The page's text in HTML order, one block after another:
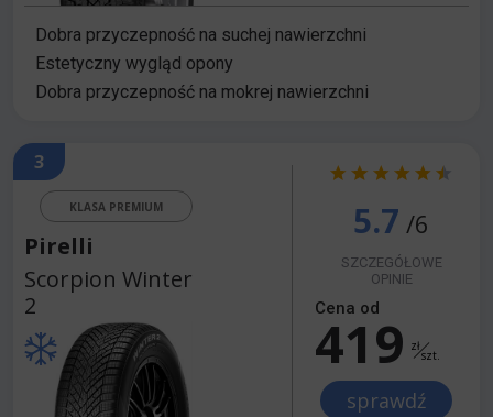
Dobra przyczepność na suchej nawierzchni
Estetyczny wygląd opony
Dobra przyczepność na mokrej nawierzchni
3
KLASA PREMIUM
Pirelli
Scorpion Winter
2
5.7 /6
SZCZEGÓŁOWE
OPINIE
Cena od
419 zł
szt.
sprawdź